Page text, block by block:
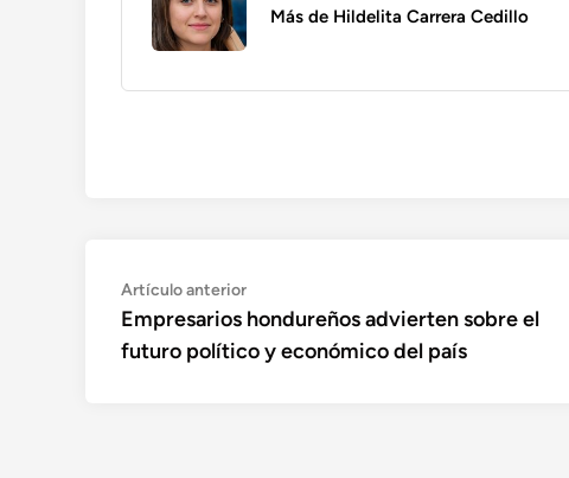
Más de Hildelita Carrera Cedillo
Navegación
de
entradas
Artículo anteriorArtículo
anterior:
Empresarios hondureños advierten sobre el
futuro político y económico del país